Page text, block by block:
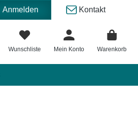
Anmelden Kontakt
Wunschliste Mein Konto Warenkorb